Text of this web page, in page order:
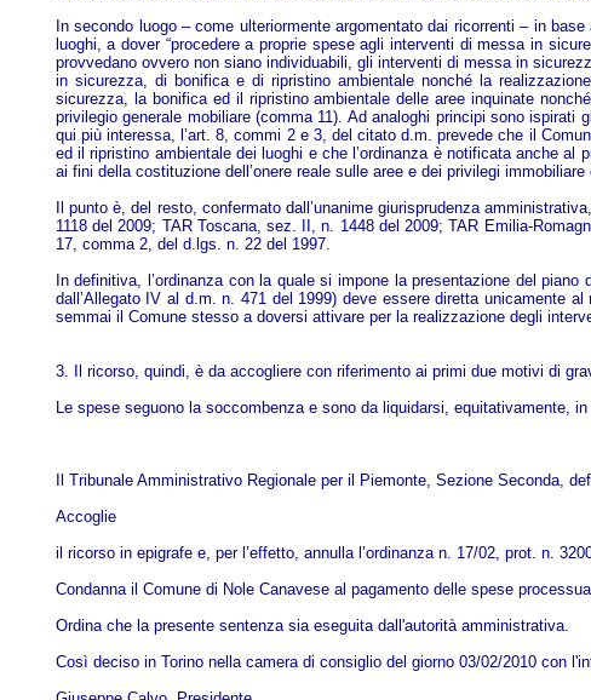
In secondo luogo – come ulteriormente argomentato dai ricorrenti – in
luoghi, a dover “procedere a proprie spese agli interventi di messa in
provvedano ovvero non siano individuabili, gli interventi di messa in
in sicurezza, di bonifica e di ripristino ambientale nonché la
sicurezza, la bonifica ed il ripristino ambientale delle aree inquinate
privilegio generale mobiliare (comma 11). Ad analoghi principi sono
qui più interessa, l’art. 8, commi 2 e 3, del citato d.m. prevede che il
ed il ripristino ambientale dei luoghi e che l’ordinanza è notificata anche
ai fini della costituzione dell’onere reale sulle aree e dei privilegi immobiliare
Il punto è, del resto, confermato dall’unanime giurisprudenza
1118 del 2009; TAR Toscana, sez. II, n. 1448 del 2009; TAR Emilia-
17, comma 2, del d.lgs. n. 22 del 1997.
In definitiva, l’ordinanza con la quale si impone la presentazione del
dall’Allegato IV al d.m. n. 471 del 1999) deve essere diretta unicamente
semmai il Comune stesso a doversi attivare per la realizzazione degli
3. Il ricorso, quindi, è da accogliere con riferimento ai primi due motivi di
Le spese seguono la soccombenza e sono da liquidarsi, equitativamente,
Il Tribunale Amministrativo Regionale per il Piemonte, Sezione Seconda,
Accoglie
il ricorso in epigrafe e, per l’effetto, annulla l’ordinanza n. 17/02, prot. n.
Condanna il Comune di Nole Canavese al pagamento delle spese
Ordina che la presente sentenza sia eseguita dall'autorità amministrativa.
Così deciso in Torino nella camera di consiglio del giorno 03/02/2010 con